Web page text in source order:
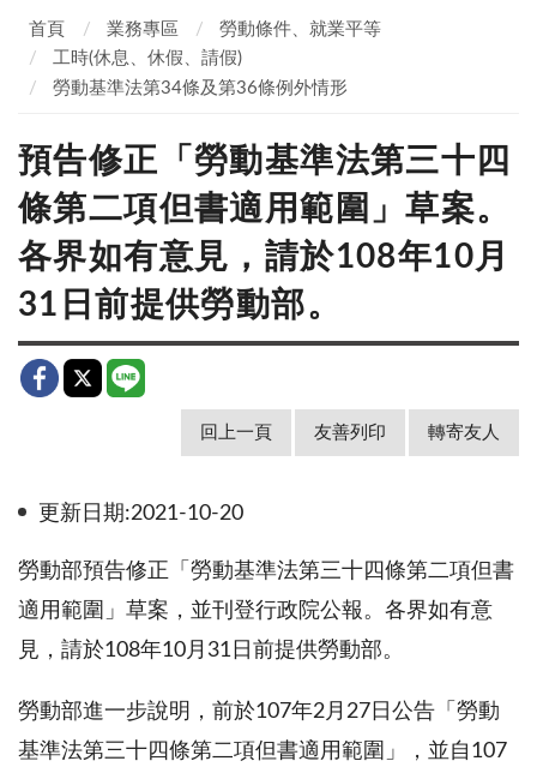
首頁 業務專區
勞動條件、就業平等
工時(休息、休假、請假)
勞動基準法第34條及第36條例外情形
預告修正「勞動基準法第三十四
條第二項但書適用範圍」草案。
各界如有意見，請於108年10月
31日前提供勞動部。
回上一頁 友善列印 轉寄友人
更新日期:2021-10-20
勞動部預告修正「勞動基準法第三十四條第二項但書
適用範圍」草案，並刊登行政院公報。各界如有意
見，請於108年10月31日前提供勞動部。
勞動部進一步說明，前於107年2月27日公告「勞動
基準法第三十四條第二項但書適用範圍」，並自107